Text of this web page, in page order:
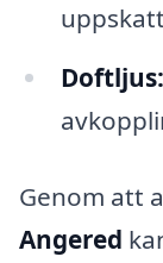
Doftljus:
Genom att
Angered